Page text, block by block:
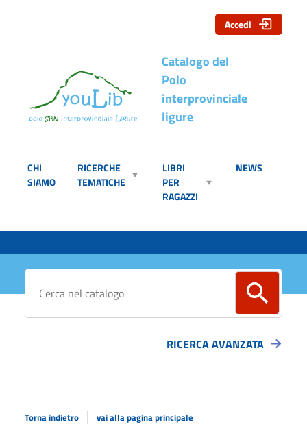
Catalogo del
Polo
interprovinciale
ligure
CHI
SIAMO
RICERCHE
TEMATICHE
LIBRI
PER
RAGAZZI
NEWS
Accedi
Cerca su "Catalogo"
RICERCA AVANZATA
Torna indietro vai alla pagina principale